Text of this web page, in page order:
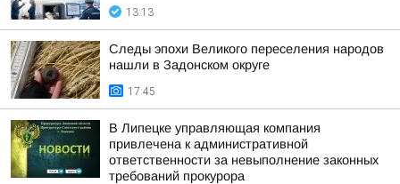
13:13
Следы эпохи Великого переселения народов
нашли в Задонском округе
17:45
В Липецке управляющая компания
привлечена к административной
ответственности за невыполнение законных
требований прокурора